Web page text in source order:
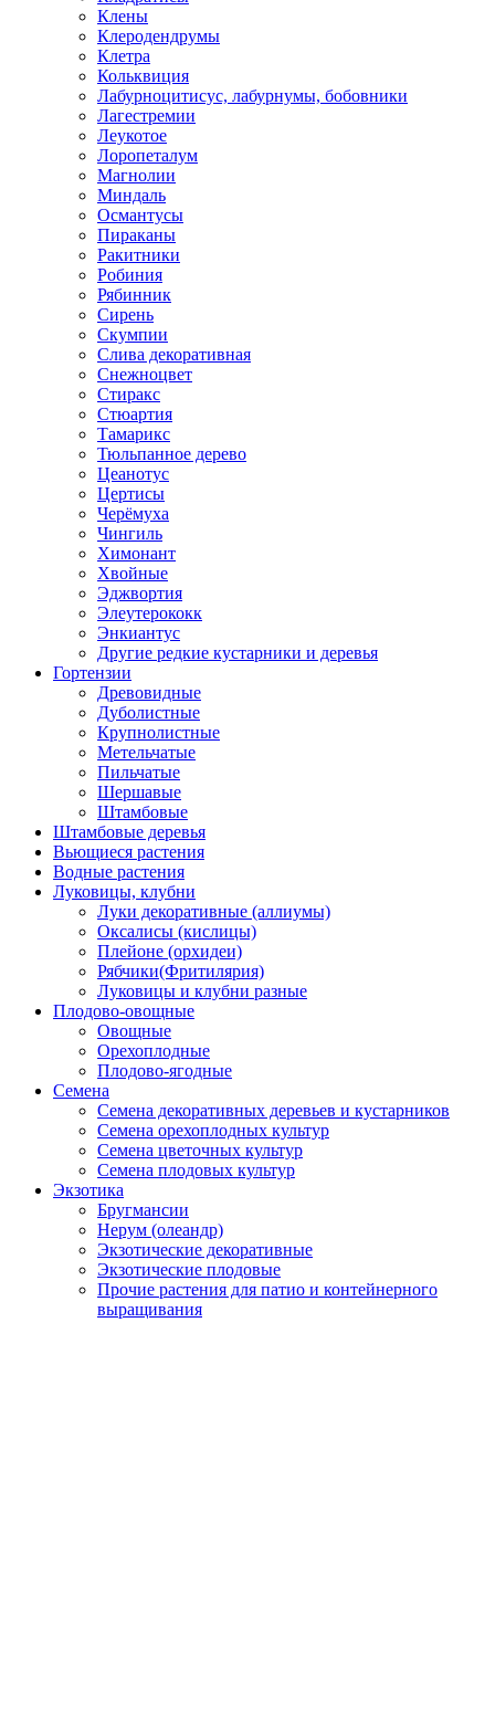
Клены
Клеродендрумы
Клетра
Кольквиция
Лабурноцитисус, лабурнумы, бобовники
Лагестремии
Леукотое
Лоропеталум
Магнолии
Миндаль
Османтусы
Пираканы
Ракитники
Робиния
Рябинник
Сирень
Скумпии
Слива декоративная
Снежноцвет
Стиракс
Стюартия
Тамарикс
Тюльпанное дерево
Цеанотус
Цертисы
Черёмуха
Чингиль
Химонант
Хвойные
Эджвортия
Элеутерококк
Энкиантус
Другие редкие кустарники и деревья
Гортензии
Древовидные
Дуболистные
Крупнолистные
Метельчатые
Пильчатые
Шершавые
Штамбовые
Штамбовые деревья
Вьющиеся растения
Водные растения
Луковицы, клубни
Луки декоративные (аллиумы)
Оксалисы (кислицы)
Плейоне (орхидеи)
Рябчики(Фритилярия)
Луковицы и клубни разные
Плодово-овощные
Овощные
Орехоплодные
Плодово-ягодные
Семена
Семена декоративных деревьев и кустарников
Семена орехоплодных культур
Семена цветочных культур
Семена плодовых культур
Экзотика
Бругмансии
Нерум (олеандр)
Экзотические декоративные
Экзотические плодовые
Прочие растения для патио и контейнерного
выращивания